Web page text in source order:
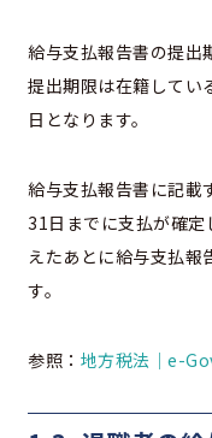
給与支払報告書の提出
提出期限は在籍してい
日となります。
給与支払報告書に記載
31日までに支払が確
えたあとに給与支払報
す。
参照： 地方税法｜e-